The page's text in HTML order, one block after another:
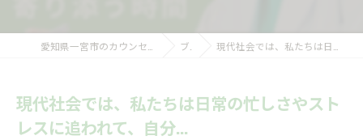
ブログ 現代社会では、私たちは日常の忙しさやストレスに追われて、自分...
現代社会では、私たちは日常の忙しさやスト
レスに追われて、自分...